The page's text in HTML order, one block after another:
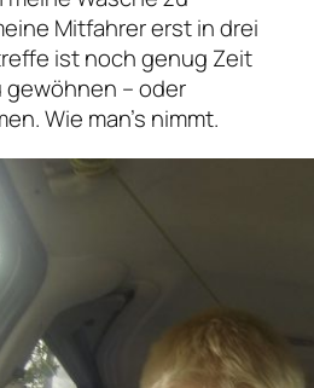
Mitfahrer erst in drei
ist noch genug Zeit
gewöhnen – oder
Wie man’s nimmt.